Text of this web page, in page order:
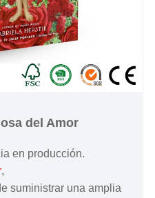
del Amor
en producción.
,
suministrar una amplia